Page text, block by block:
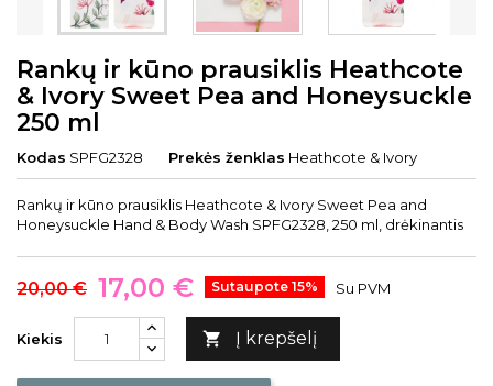
Rankų ir kūno prausiklis Heathcote
& Ivory Sweet Pea and Honeysuckle
250 ml
Kodas SPFG2328 Prekės ženklas Heathcote & Ivory
Rankų ir kūno prausiklis Heathcote & Ivory Sweet Pea and
Honeysuckle Hand & Body Wash SPFG2328, 250 ml, drėkinantis
20,00 € 17,00 € Sutaupote 15% Su PVM
Kiekis  Į krepšelį